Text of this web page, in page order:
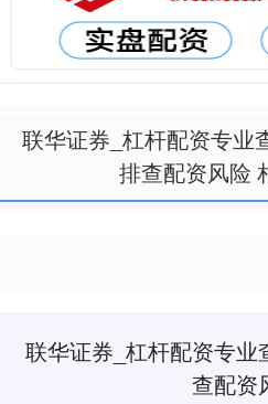
联华证券_杠杆配资专业
排查配资风险
联华证券_杠杆配资专
查配资